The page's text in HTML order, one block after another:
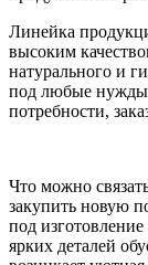
Линейка
высоким
натурального и
под любые нужды
потребности,
Что можно
закупить новую
под
ярких деталей